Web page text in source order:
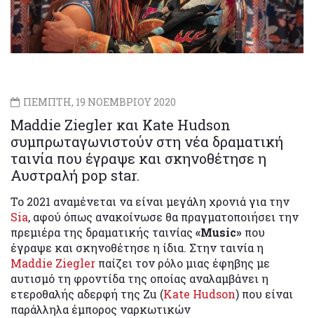
ΠΕΜΠΤΗ, 19 ΝΟΕΜΒΡΙΟΥ 2020
Maddie Ziegler και Kate Hudson
συμπρωταγωνιστούν στη νέα δραματική
ταινία που έγραψε και σκηνοθέτησε η
Αυστραλή pop star.
Το 2021 αναμένεται να είναι μεγάλη χρονιά για την
Sia, αφού όπως ανακοίνωσε θα πραγματοποιήσει την
πρεμιέρα της δραματικής ταινίας «Music» που
έγραψε και σκηνοθέτησε η ίδια. Στην ταινία η
Maddie Ziegler παίζει τον ρόλο μιας έφηβης με
αυτισμό τη φροντίδα της οποίας αναλαμβάνει η
ετεροθαλής αδερφή της Zu (Kate Hudson) που είναι
παράλληλα έμπορος ναρκωτικών